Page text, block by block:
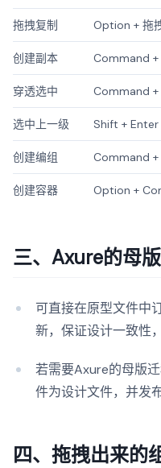
拖拽复制 Option + 拖
创建副本 Command +
穿透选中 Command +
选中上一级 Shift + Enter
创建编组 Command +
创建容器 Option +
三、Axure的母
可直接在原型文件中
新，保证设计一致性
若需要Axure的母版
件为设计文件，并发
四、拖拽出来的